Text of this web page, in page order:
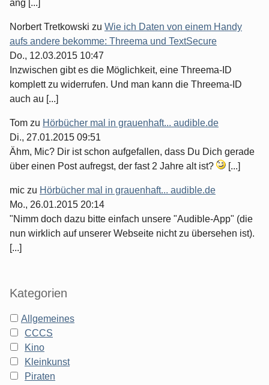
ang [...]
Norbert Tretkowski zu Wie ich Daten von einem Handy
aufs andere bekomme: Threema und TextSecure
Do., 12.03.2015 10:47
Inzwischen gibt es die Möglichkeit, eine Threema-ID
komplett zu widerrufen. Und man kann die Threema-ID
auch au [...]
Tom zu Hörbücher mal in grauenhaft... audible.de
Di., 27.01.2015 09:51
Ähm, Mic? Dir ist schon aufgefallen, dass Du Dich gerade
über einen Post aufregst, der fast 2 Jahre alt ist?
[...]
mic zu Hörbücher mal in grauenhaft... audible.de
Mo., 26.01.2015 20:14
"Nimm doch dazu bitte einfach unsere "Audible-App" (die
nun wirklich auf unserer Webseite nicht zu übersehen ist).
[...]
Kategorien
Allgemeines
CCCS
Kino
Kleinkunst
Piraten